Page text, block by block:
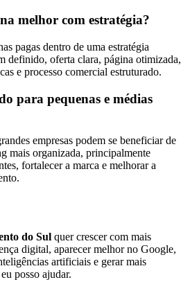
melhor com estratégia?
pagas dentro de uma estratégia
definido, oferta clara, página otimizada,
e processo comercial estruturado.
para pequenas e médias
empresas podem se beneficiar de
mais organizada, principalmente
fortalecer a marca e melhorar a
do Sul quer crescer com mais
digital, aparecer melhor no Google,
artificiais e gerar mais
posso ajudar.